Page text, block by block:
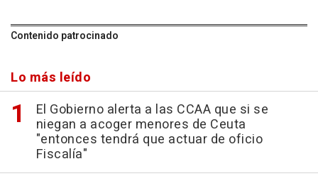
Contenido patrocinado
Lo más leído
El Gobierno alerta a las CCAA que si se
niegan a acoger menores de Ceuta
"entonces tendrá que actuar de oficio
Fiscalía"